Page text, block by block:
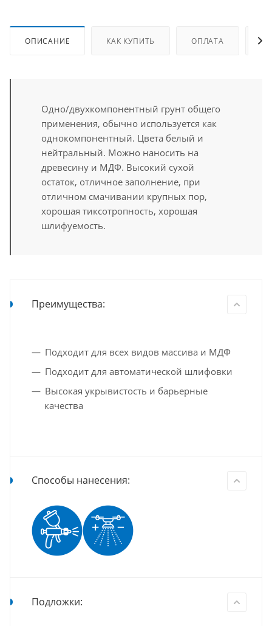
ОПИСАНИЕ КАК КУПИТЬ ОПЛАТА
Одно/двухкомпонентный грунт общего
применения, обычно используется как
однокомпонентный. Цвета белый и
нейтральный. Можно наносить на
древесину и МДФ. Высокий сухой
остаток, отличное заполнение, при
отличном смачивании крупных пор,
хорошая тиксотропность, хорошая
шлифуемость.
Преимущества:
Подходит для всех видов массива и МДФ
Подходит для автоматической шлифовки
Высокая укрывистость и барьерные
качества
Способы нанесения:
Подложки: